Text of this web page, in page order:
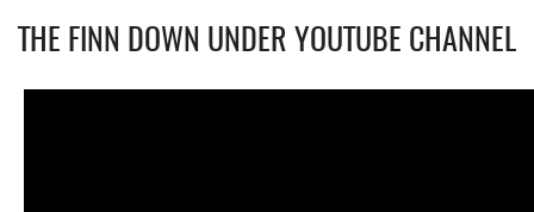
THE FINN DOWN UNDER YOUTUBE CHANNEL